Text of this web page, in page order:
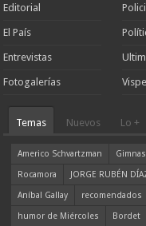
Editorial
El País
Entrevistas
Fotogalerías
Temas Nuevos Lo +
Americo Schvartzman
Rocamora
JORGE RUBÉN
Aníbal Gallay
recomendados
humor de Miércoles
Bordet